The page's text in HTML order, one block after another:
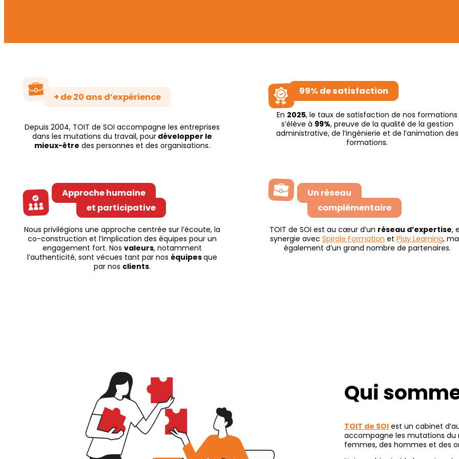
+ de 20 ans d’expérience
Depuis 2004, TOIT de SOI accompagne les entreprises
dans les mutations du travail, pourdévelopper le
mieux-être des personnes et des organisations.
99% de satisfaction
En 2025, le taux de satisfaction de nos formations
s’élève à 99%, preuve de la qualité de la gestion
administrative, de l’ingénierie et de l’animation des
formations.
Approche humaine
et participative
Nous privilégions une approche centrée sur l’écoute, la
co-construction et l’implication des équipes pour un
engagement fort. Nos valeurs, notamment
l’authenticité, sont vécues tant par nos équipesque
par nos clients.
Un réseau
complémentaire
TOIT de SOI est au cœur d’un réseau d’expertise,
synergie avecSpirale Formation etPlay Learning,
également d’un grand nombre de partenaires.
Qui
TOIT de SOI est un cabinet
accompagne les mutations
femmes, des hommes et des